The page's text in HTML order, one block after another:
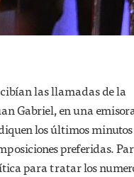
las llamadas de la
Gabriel, en una
los últimos
preferidas.
para tratar los